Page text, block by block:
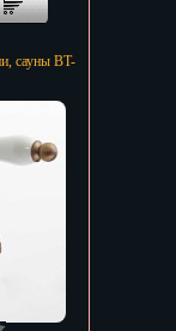
сауны BT-